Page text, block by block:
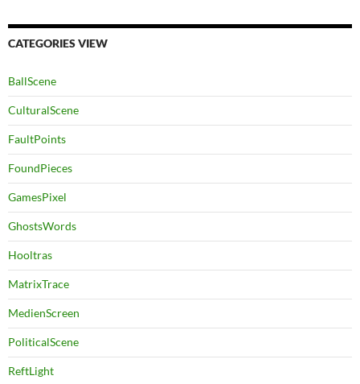
CATEGORIES VIEW
BallScene
CulturalScene
FaultPoints
FoundPieces
GamesPixel
GhostsWords
Hooltras
MatrixTrace
MedienScreen
PoliticalScene
ReftLight